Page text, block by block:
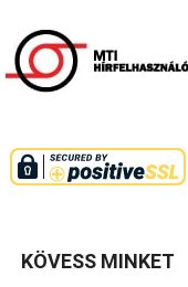
KÖVESS MINKET